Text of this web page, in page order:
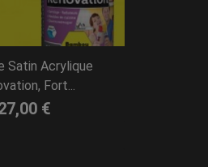
Satin Acrylique
Fort...
€